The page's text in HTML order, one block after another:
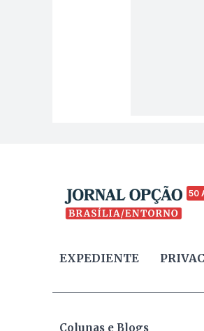
50
EXPEDIENTE
Colunas e Blogs